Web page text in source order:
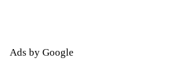
Ads by Google